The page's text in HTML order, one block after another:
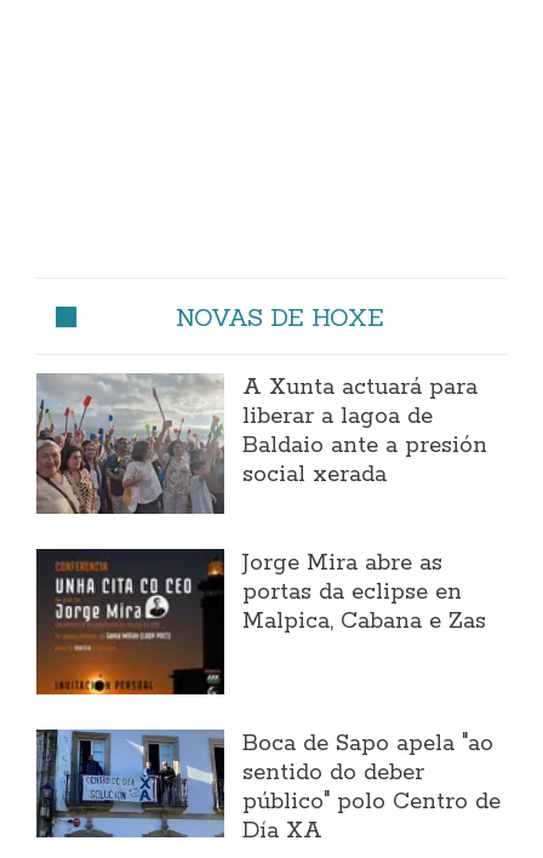
NOVAS DE HOXE
A Xunta actuará para
liberar a lagoa de
Baldaio ante a presión
social xerada
Jorge Mira abre as
portas da eclipse en
Malpica, Cabana e Zas
Boca de Sapo apela "ao
sentido do deber
público" polo Centro de
Día XA